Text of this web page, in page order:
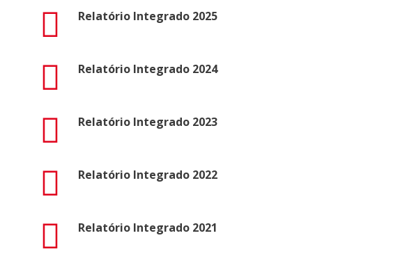
Relatório Integrado 2025
pdf
Relatório Integrado 2024
pdf
Relatório Integrado 2023
pdf
Relatório Integrado 2022
pdf
Relatório Integrado 2021
pdf